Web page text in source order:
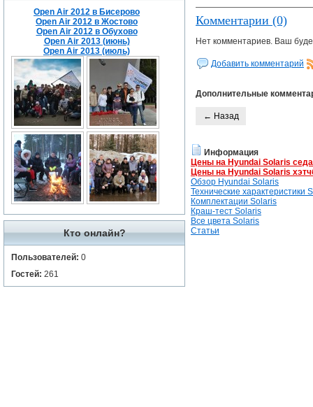
Open Air 2012 в Бисерово
Open Air 2012 в Жостово
Open Air 2012 в Обухово
Open Air 2013 (июнь)
Open Air 2013 (июль)
Кто онлайн?
Пользователей: 0
Гостей: 261
Комментарии (0)
Нет комментариев. Ваш
Добавить комментарий
Дополнительные
← Назад
Информация
Цены на Hyundai Solaris
Цены на Hyundai Solaris
Обзор Hyundai Solaris
Технические характеристики
Комплектации Solaris
Краш-тест Solaris
Все цвета Solaris
Статьи